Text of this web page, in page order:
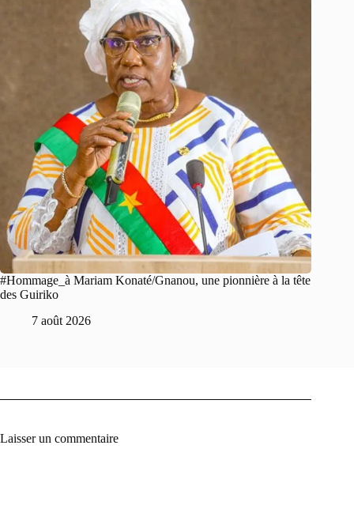
#Hommage_à Mariam Konaté/Gnanou, une pionnière à la tête
des Guiriko
7 août 2026
Laisser un commentaire